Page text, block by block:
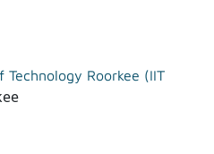
Roorkee (IIT